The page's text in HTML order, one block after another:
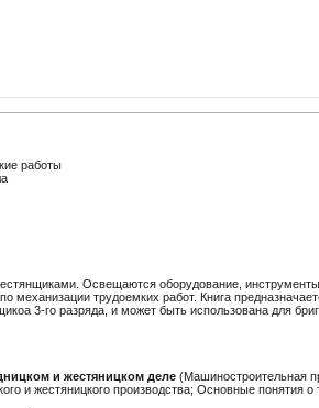
работы
Освещаются оборудование,
трудоемких работ. Книга
3-го разряда, и может быть использована для
и жестяницком деле (Машиностроительная
и жестяницкого производства; Основные понятия о